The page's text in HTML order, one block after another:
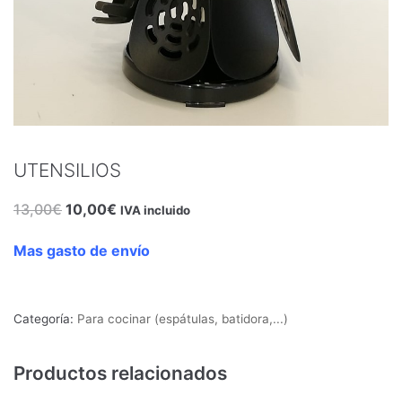
UTENSILIOS
13,00€ 10,00€ IVA incluido
Mas gasto de envío
Categoría: Para cocinar (espátulas, batidora,...)
Productos relacionados